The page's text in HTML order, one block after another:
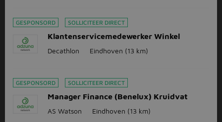
GESPONSORD SOLLICITEER DIRECT
Klantenservicemedewerker Winkel
Decathlon Eindhoven (13 km)
GESPONSORD SOLLICITEER DIRECT
Manager Finance (Benelux) Kruidvat
AS Watson Eindhoven (13 km)